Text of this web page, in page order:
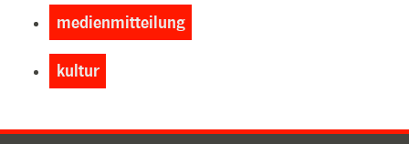
medienmitteilung
kultur